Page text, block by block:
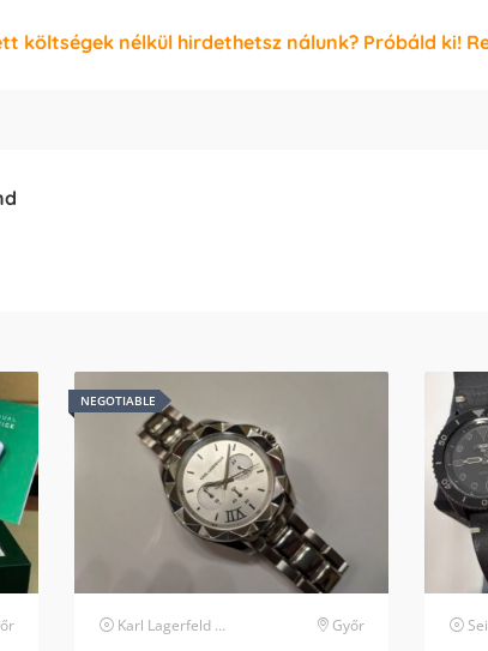
költségek nélkül hirdethetsz nálunk? Próbáld ki!
NEGOTIABLE
Karl Lagerfeld karóra Győr